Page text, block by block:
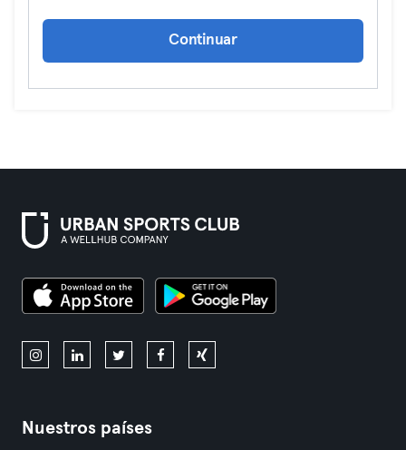
Continuar
Nuestros países